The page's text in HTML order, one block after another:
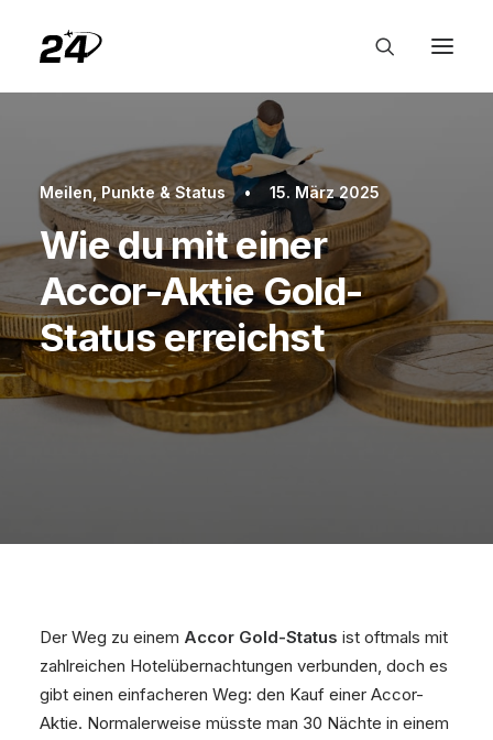
Meilen, Punkte & Status • 15. März 2025
Wie du mit einer
Accor-Aktie Gold-
Status erreichst
Der Weg zu einem Accor Gold-Status ist oftmals mit
zahlreichen Hotelübernachtungen verbunden, doch es
gibt einen einfacheren Weg: den Kauf einer Accor-
Aktie. Normalerweise müsste man 30 Nächte in einem